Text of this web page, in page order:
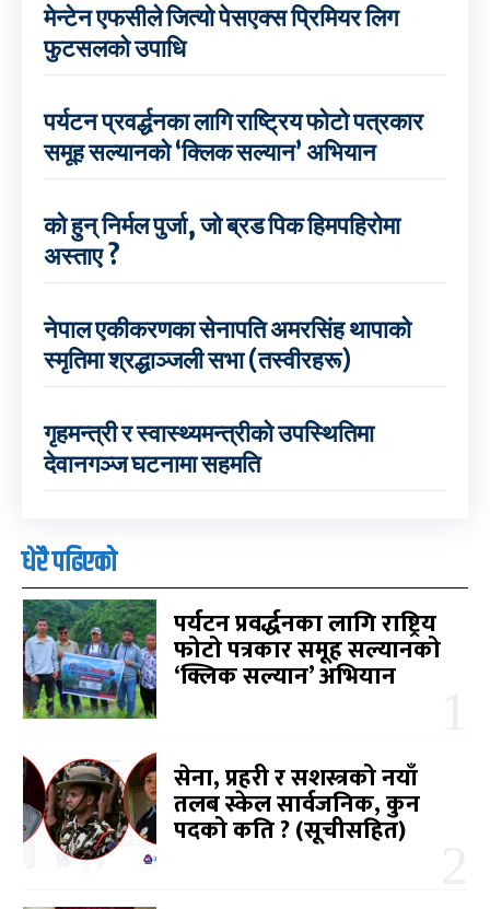
मेन्टेन एफसीले जित्यो पेसएक्स प्रिमियर लिग
फुटसलको उपाधि
पर्यटन प्रवर्द्धनका लागि राष्ट्रिय फोटो पत्रकार
समूह सल्यानको ‘क्लिक सल्यान’ अभियान
को हुन् निर्मल पुर्जा, जो ब्रड पिक हिमपहिरोमा
अस्ताए ?
नेपाल एकीकरणका सेनापति अमरसिंह थापाको
स्मृतिमा श्रद्धाञ्जली सभा (तस्वीरहरू)
गृहमन्त्री र स्वास्थ्यमन्त्रीको उपस्थितिमा
देवानगञ्ज घटनामा सहमति
धेरै पढिएको
पर्यटन प्रवर्द्धनका लागि राष्ट्रिय
फोटो पत्रकार समूह सल्यानको
‘क्लिक सल्यान’ अभियान
सेना, प्रहरी र सशस्त्रको नयाँ
तलब स्केल सार्वजनिक, कुन
पदको कति ? (सूचीसहित)